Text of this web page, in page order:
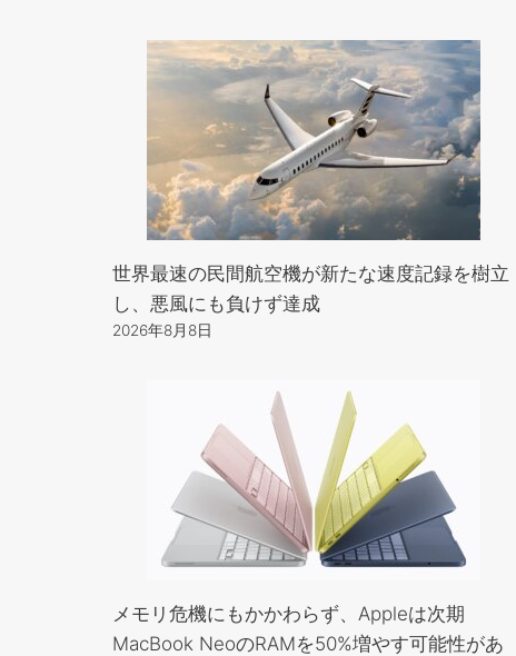
世界最速の民間航空機が新たな速度記録を樹立
し、悪風にも負けず達成
2026年8月8日
メモリ危機にもかかわらず、Appleは次期
MacBook NeoのRAMを50%増やす可能性があ